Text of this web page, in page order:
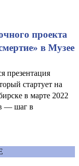
проекта
в Музее
презентация
стартует на
в марте 2022
— шаг в